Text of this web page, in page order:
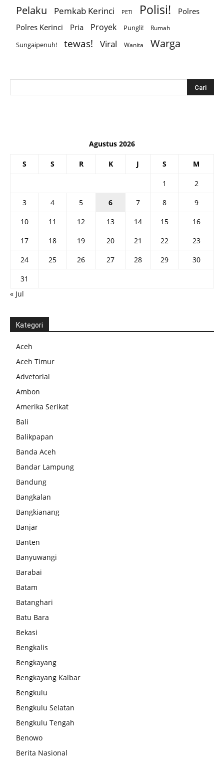
Pelaku Pemkab Kerinci PETI Polisi!
Polres
Polres Kerinci
Pria Proyek Pungli! Rumah
Sungaipenuh! tewas! Viral Wanita Warga
Agustus 2026
S S R K J S M
1
2
3
4 5 6 7 8
9
10
11 12 13 14 15
16
17
18 19 20 21 22
23
24
25 26 27 28 29
30
31
« Jul
Kategori
Aceh
Aceh Timur
Advetorial
Ambon
Amerika Serikat
Bali
Balikpapan
Banda Aceh
Bandar Lampung
Bandung
Bangkalan
Bangkianang
Banjar
Banten
Banyuwangi
Barabai
Batam
Batanghari
Batu Bara
Bekasi
Bengkalis
Bengkayang
Bengkayang Kalbar
Bengkulu
Bengkulu Selatan
Bengkulu Tengah
Benowo
Berita Nasional